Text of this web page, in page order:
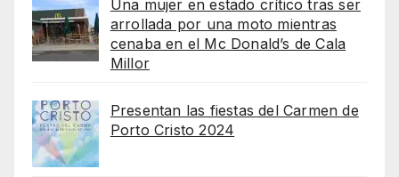
Una mujer en estado crítico tras ser
arrollada por una moto mientras
cenaba en el Mc Donald’s de Cala
Millor
Presentan las fiestas del Carmen de
Porto Cristo 2024